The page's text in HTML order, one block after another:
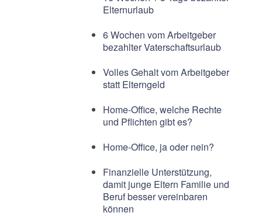
Elternurlaub
6 Wochen vom Arbeitgeber
bezahlter Vaterschaftsurlaub
Volles Gehalt vom Arbeitgeber
statt Elterngeld
Home-Office, welche Rechte
und Pflichten gibt es?
Home-Office, ja oder nein?
Finanzielle Unterstützung,
damit junge Eltern Familie und
Beruf besser vereinbaren
können